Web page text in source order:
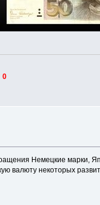
0
Немецкие марки,
валюту некоторых